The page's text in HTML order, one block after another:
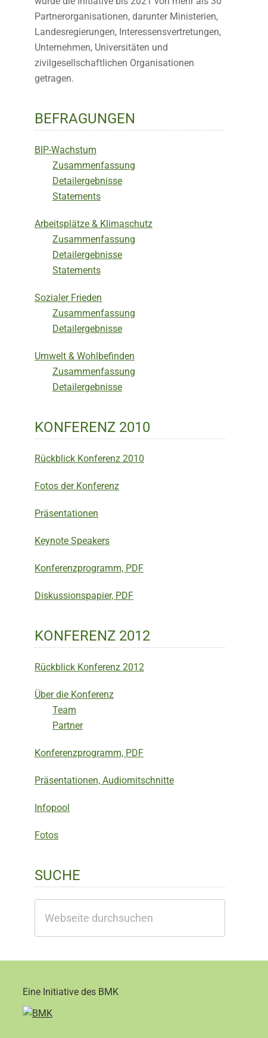
Partnerorganisationen, darunter Ministerien,
Landesregierungen, Interessensvertretungen,
Unternehmen, Universitäten und
zivilgesellschaftlichen Organisationen
getragen.
BEFRAGUNGEN
BIP-Wachstum
Zusammenfassung
Detailergebnisse
Statements
Arbeitsplätze & Klimaschutz
Zusammenfassung
Detailergebnisse
Statements
Sozialer Frieden
Zusammenfassung
Detailergebnisse
Umwelt & Wohlbefinden
Zusammenfassung
Detailergebnisse
KONFERENZ 2010
Rückblick Konferenz 2010
Fotos der Konferenz
Präsentationen
Keynote Speakers
Konferenzprogramm, PDF
Diskussionspapier, PDF
KONFERENZ 2012
Rückblick Konferenz 2012
Über die Konferenz
Team
Partner
Konferenzprogramm, PDF
Präsentationen, Audiomitschnitte
Infopool
Fotos
SUCHE
durchsuchen
Eine Initiative des BMK